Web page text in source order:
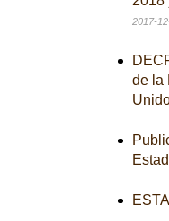
2017-
de la